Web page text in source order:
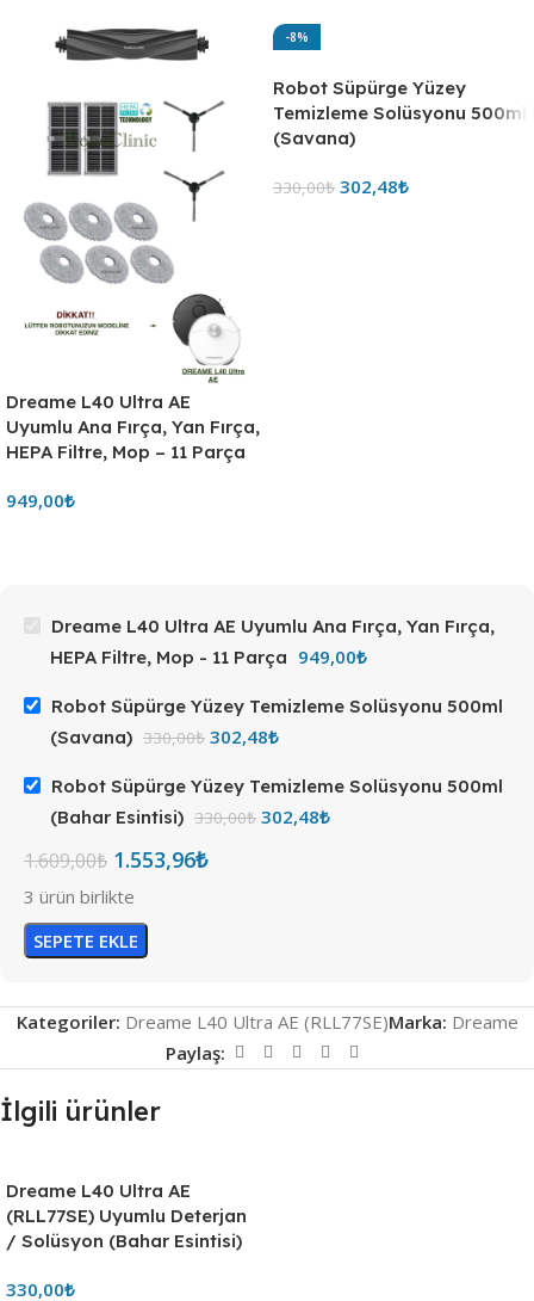
Dreame L40 Ultra AE
Uyumlu Ana Fırça, Yan Fırça,
HEPA Filtre, Mop – 11 Parça
949,00₺
-8%
Robot Süpürge Yüzey
Temizleme Solüsyonu 500ml
(Savana)
330,00₺ 302,48₺
Dreame L40 Ultra AE Uyumlu Ana Fırça, Yan Fırça,
HEPA Filtre, Mop - 11 Parça 949,00₺
Robot Süpürge Yüzey Temizleme Solüsyonu 500ml
(Savana) 330,00₺ 302,48₺
Robot Süpürge Yüzey Temizleme Solüsyonu 500ml
(Bahar Esintisi) 330,00₺ 302,48₺
1.609,00₺ 1.553,96₺
3 ürün birlikte
SEPETE EKLE
Kategoriler: Dreame L40 Ultra AE (RLL77SE)Marka: Dreame
Paylaş:
İlgili ürünler
Dreame L40 Ultra AE
(RLL77SE) Uyumlu Deterjan
/ Solüsyon (Bahar Esintisi)
330,00₺